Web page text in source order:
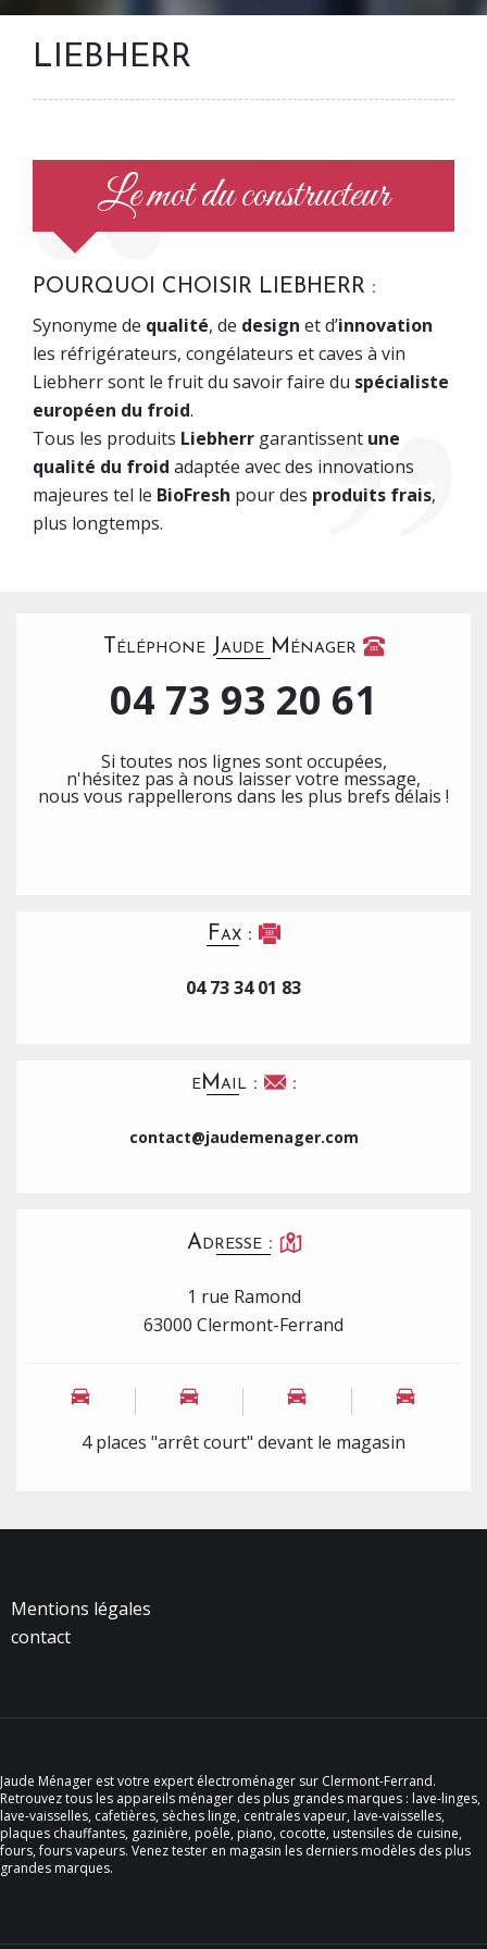
LIEBHERR
Le mot du constructeur
POURQUOI CHOISIR LIEBHERR :
Synonyme de qualité, de design et d’innovation
les réfrigérateurs, congélateurs et caves à vin
Liebherr sont le fruit du savoir faire du spécialiste
européen du froid.
Tous les produits Liebherr garantissent une
qualité du froid adaptée avec des innovations
majeures tel le BioFresh pour des produits frais,
plus longtemps.
Téléphone Jaude Ménager
04 73 93 20 61
Si toutes nos lignes sont occupées,
n'hésitez pas à nous laisser votre message,
nous vous rappellerons dans les plus brefs délais !
Fax :
04 73 34 01 83
eMail : :
contact@jaudemenager.com
Adresse :
1 rue Ramond
63000 Clermont-Ferrand
4 places "arrêt court" devant le magasin
Mentions légales
contact
Jaude Ménager est votre expert électroménager sur Clermont-Ferrand.
Retrouvez tous les appareils ménager des plus grandes marques : lave-linges,
lave-vaisselles, cafetières, sèches linge, centrales vapeur, lave-vaisselles,
plaques chauffantes, gazinière, poêle, piano, cocotte, ustensiles de cuisine,
fours, fours vapeurs. Venez tester en magasin les derniers modèles des plus
grandes marques.